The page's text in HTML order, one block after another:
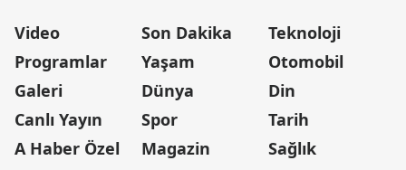
Video
Programlar
Galeri
Canlı Yayın
A Haber Özel
Son Dakika
Yaşam
Dünya
Spor
Magazin
Teknoloji
Otomobil
Din
Tarih
Sağlık